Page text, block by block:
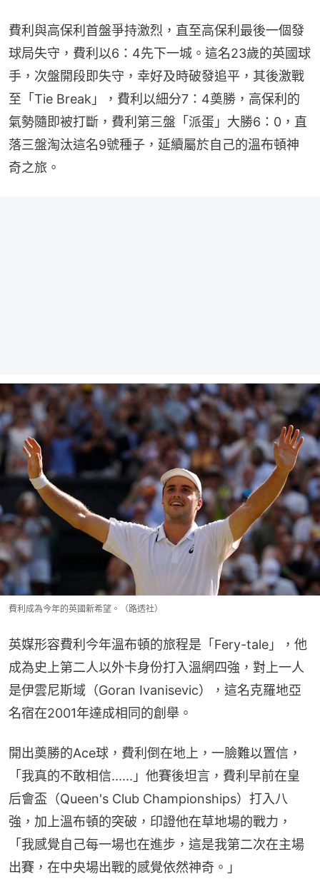
費利與高保利首盤爭持激烈，直至高保利最後一個發
球局失守，費利以6：4先下一城。這名23歲的英國球
手，次盤開段即失守，幸好及時破發追平，其後激戰
至「Tie Break」，費利以細分7：4奠勝，高保利的
氣勢隨即被打斷，費利第三盤「派蛋」大勝6：0，直
落三盤淘汰這名9號種子，延續屬於自己的溫布頓神
奇之旅。
費利成為今年的英國新希望。（路透社）
英媒形容費利今年溫布頓的旅程是「Fery-tale」，他
成為史上第二人以外卡身份打入溫網四強，對上一人
是伊雲尼斯域（Goran Ivanisevic），這名克羅地亞
名宿在2001年達成相同的創舉。
開出奠勝的Ace球，費利倒在地上，一臉難以置信，
「我真的不敢相信......」他賽後坦言，費利早前在皇
后會盃（Queen's Club Championships）打入八
強，加上溫布頓的突破，印證他在草地場的戰力，
「我感覺自己每一場也在進步，這是我第二次在主場
出賽，在中央場出戰的感覺依然神奇。」